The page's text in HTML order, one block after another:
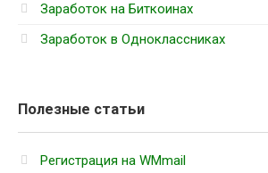
Заработок на Биткоинах
Заработок в Одноклассниках
Полезные статьи
Регистрация на WMmail